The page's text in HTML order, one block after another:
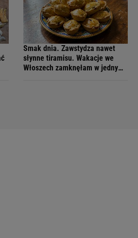
Smak dnia. Zawstydza nawet
słynne tiramisu. Wakacje we
Włoszech zamknęłam w jednym